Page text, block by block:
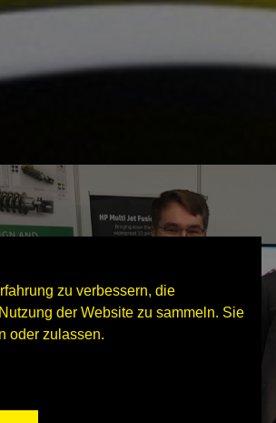
zu verbessern, die
der Website zu sammeln. Sie
oder zulassen.